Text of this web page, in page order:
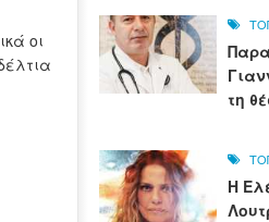
οι
τη
Η